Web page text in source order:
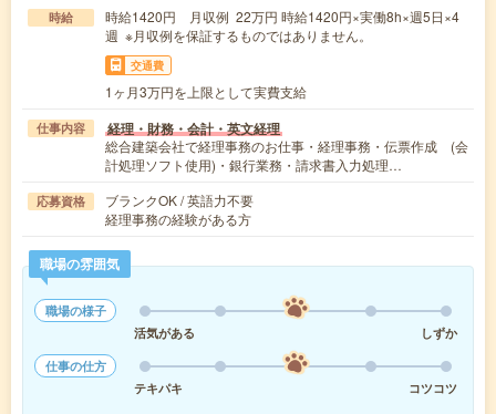
時給
時給1420円 月収例 22万円 時給1420円×実働8h×週5日×4
週 ※月収例を保証するものではありません。
交通費
1ヶ月3万円を上限として実費支給
仕事内容 経理・財務・会計・英文経理
総合建築会社で経理事務のお仕事・経理事務・伝票作成 (会
計処理ソフト使用)・銀行業務・請求書入力処理…
応募資格
ブランクOK / 英語力不要
経理事務の経験がある方
職場の雰囲気
職場の様子
活気がある
しずか
仕事の仕方
テキパキ
コツコツ